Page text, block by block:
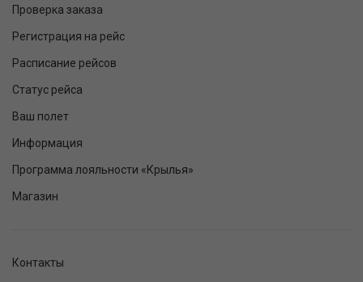
Проверка заказа
Регистрация на рейс
Расписание рейсов
Статус рейса
Ваш полет
Информация
Программа лояльности «Крылья»
Магазин
Контакты